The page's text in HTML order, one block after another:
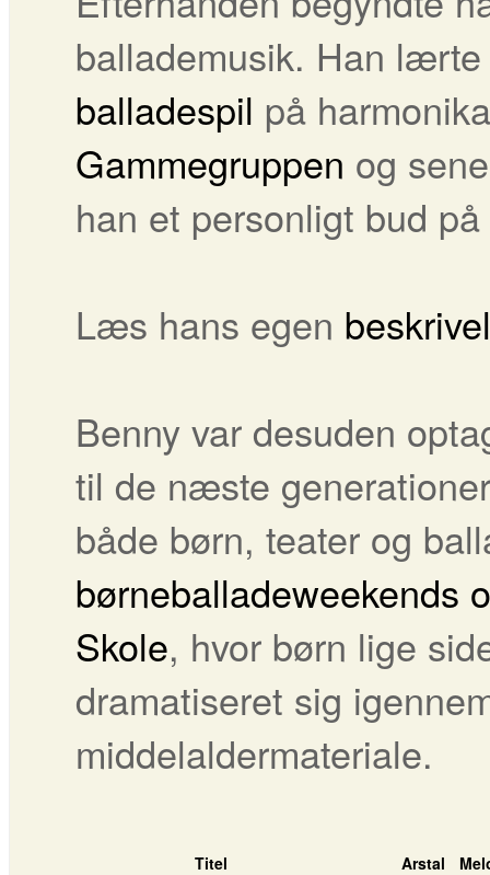
ballademusik. Han
balladespil på
Gammegruppen og
han et personligt bud
Læs hans egen
Benny var desuden
til de næste
både børn, teater og
børneballadeweekends
Skole, hvor børn lige
dramatiseret sig
middelaldermateriale.
Titel Arstal